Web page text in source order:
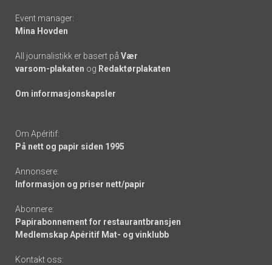
Event manager:
Mina Hovden
All journalistikk er basert på Vær
varsom-plakaten og Redaktørplakaten
Om informasjonskapsler
Om Apéritif:
På nett og papir siden 1995
Annonsere:
Informasjon og priser nett/papir
Abonnere:
Papirabonnement for restaurantbransjen
Medlemskap Apéritif Mat- og vinklubb
Kontakt oss: